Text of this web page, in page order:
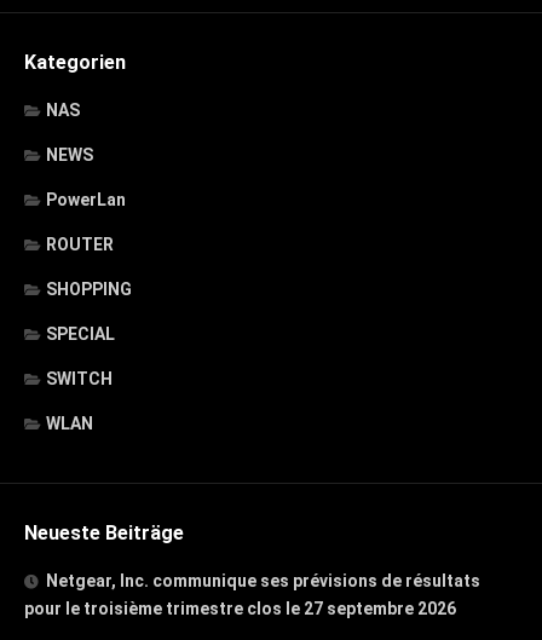
Kategorien
NAS
NEWS
PowerLan
ROUTER
SHOPPING
SPECIAL
SWITCH
WLAN
Neueste Beiträge
Netgear, Inc. communique ses prévisions de résultats
pour le troisième trimestre clos le 27 septembre 2026